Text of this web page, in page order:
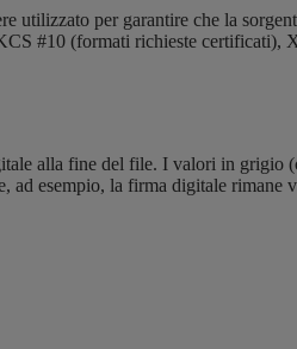
per garantire che la
#10 (formati richieste
alla fine del file. I valori in
ad esempio, la firma digitale rimane